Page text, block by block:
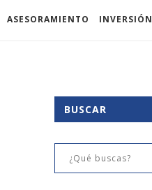
ASESORAMIENTO INVERSIÓN
BUSCAR